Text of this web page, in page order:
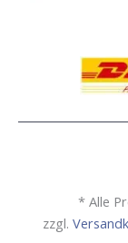
* Alle
zzgl.